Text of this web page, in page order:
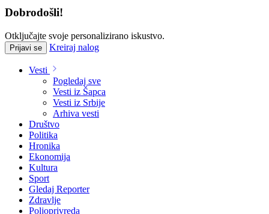
Dobrodošli!
Otključajte svoje personalizirano iskustvo.
Prijavi se Kreiraj nalog
Vesti
Pogledaj sve
Vesti iz Šapca
Vesti iz Srbije
Arhiva vesti
Društvo
Politika
Hronika
Ekonomija
Kultura
Sport
Gledaj Reporter
Zdravlje
Poljoprivreda